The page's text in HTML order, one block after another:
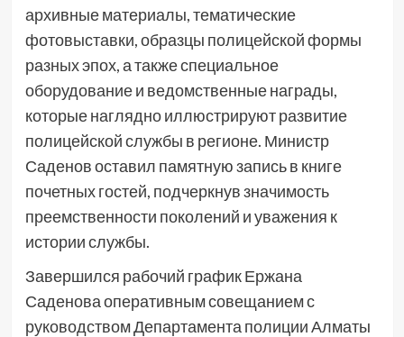
архивные материалы, тематические
фотовыставки, образцы полицейской формы
разных эпох, а также специальное
оборудование и ведомственные награды,
которые наглядно иллюстрируют развитие
полицейской службы в регионе. Министр
Саденов оставил памятную запись в книге
почетных гостей, подчеркнув значимость
преемственности поколений и уважения к
истории службы.
Завершился рабочий график Ержана
Саденова оперативным совещанием с
руководством Департамента полиции Алматы